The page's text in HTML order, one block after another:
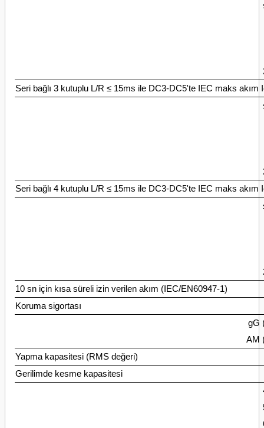
Seri bağlı 3 kutuplu L/R ≤ 15ms ile DC3-DC5'te IEC maks akım
Seri bağlı 4 kutuplu L/R ≤ 15ms ile DC3-DC5'te IEC maks akım
10 sn için kısa süreli izin verilen akım (IEC/EN60947-1)
Koruma sigortası
gG
AM
Yapma kapasitesi (RMS değeri)
Gerilimde kesme kapasitesi